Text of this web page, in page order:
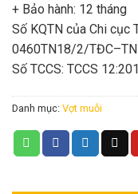
+ Bảo hành: 12 tháng
Số KQTN của Chi cục
0460TN18/2/TĐC–TN
Số TCCS: TCCS
Danh mục: Vợt muỗi